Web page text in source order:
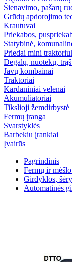
Šienavimo, pašarų
Grūdų apdorojimo
Krautuvai
Priekabos,
Statybinė,
Priedai mini
Degalų, nuotekų,
Javų kombainai
Traktoriai
Kardaniniai velenai
Akumuliatoriai
Tikslioji žemdirbystė
Fermų įranga
Svarstyklės
Barbekiu įrankiai
Įvairūs
Pagrindinis
Fermų ir
Girdyklos,
Automatinės